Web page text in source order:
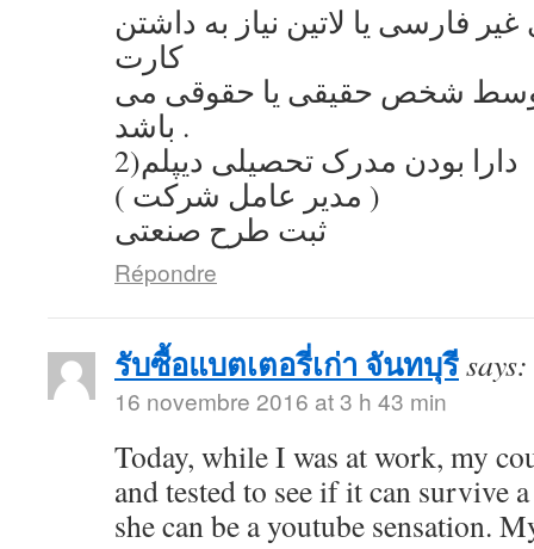
فارسی یا لاتین نیاز به داشتن
کارت
توسط شخص حقیقی یا حقوقی می
باشد .
2)دارا بودن مدرک تحصیلی دیپلم
( مدیر عامل شرکت )
ثبت طرح صنعتی
Répondre
รับซื้อแบตเตอรี่เก่า จันทบุรีsays:
16 novembre 2016 at 3 h 43 min
Today, while I was at work, my
and tested to see if it can survive
she can be a youtube sensation.